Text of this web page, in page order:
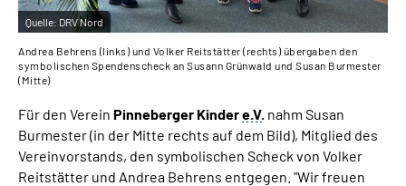
Quelle: DRV Nord
Andrea Behrens (links) und Volker Reitstätter (rechts) übergaben den
symbolischen Spendenscheck an Susann Grünwald und Susan Burmester
(Mitte)
Für den Verein Pinneberger Kindere.V. nahm Susan
Burmester (in der Mitte rechts auf dem Bild), Mitglied des
Vereinvorstands, den symbolischen Scheck von Volker
Reitstätter und Andrea Behrens entgegen. "Wir freuen